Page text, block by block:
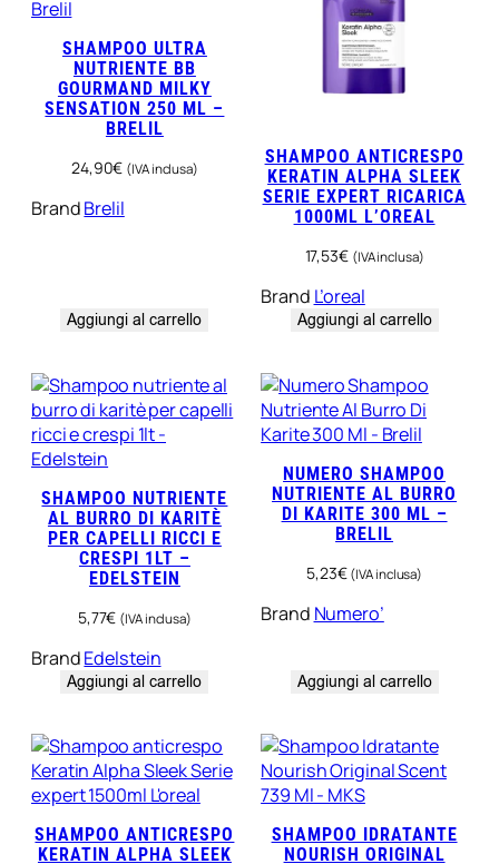
SHAMPOO ULTRA
NUTRIENTE BB
GOURMAND MILKY
SENSATION 250 ML –
BRELIL
24,90€ (IVA inclusa)
BrandBrelil
Aggiungi al carrello
SHAMPOO ANTICRESPO
KERATIN ALPHA SLEEK
SERIE EXPERT RICARICA
1000ML L’OREAL
17,53€ (IVA inclusa)
Brand L’oreal
Aggiungi al carrello
SHAMPOO NUTRIENTE
AL BURRO DI KARITÈ
PER CAPELLI RICCI E
CRESPI 1LT –
EDELSTEIN
5,77€ (IVA inclusa)
BrandEdelstein
Aggiungi al carrello
NUMERO SHAMPOO
NUTRIENTE AL BURRO
DI KARITE 300 ML –
BRELIL
5,23€ (IVA inclusa)
Brand Numero’
Aggiungi al carrello
SHAMPOO ANTICRESPO
KERATIN ALPHA SLEEK
SHAMPOO IDRATANTE
NOURISH ORIGINAL